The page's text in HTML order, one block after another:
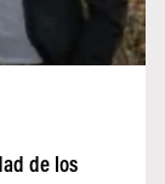
de los